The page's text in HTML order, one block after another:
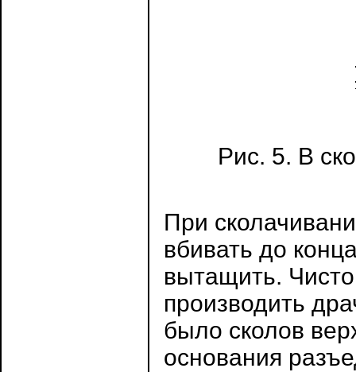
Рис. 5. В
При
вбивать до
вытащить.
производить
было сколов
основания